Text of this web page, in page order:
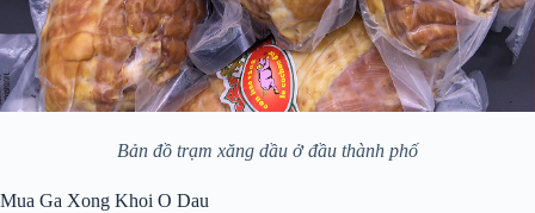
Bản đồ trạm xăng dầu ở đầu thành phố
Mua Ga Xong Khoi O Dau